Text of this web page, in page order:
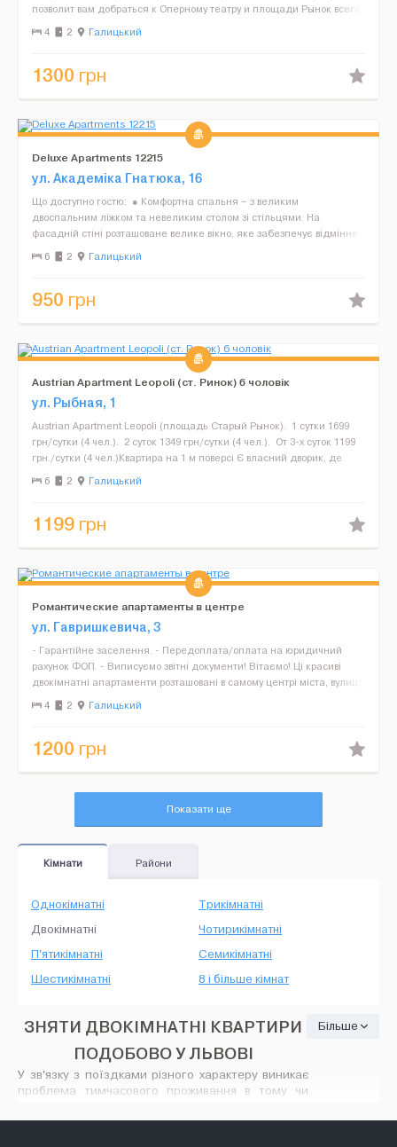
позволит вам добраться к Оперному театру и площади Рынок всего
лишь за 3-5 минут ходьбы. Рядом множество истор...
4 2 Галицький
1300 грн
Deluxe Apartments 12215
ул. Академіка Гнатюка, 16
Що доступно гостю: ● Комфортна спальня – з великим
двоспальним ліжком та невеликим столом зі стільцями. На
фасадній стіні розташоване велике вікно, яке забезпечує відмінне
освітлення кімнати вдень. ● Зручна вітал...
6 2 Галицький
950 грн
Austrian Apartment Leopoli (ст. Ринок) 6 чоловік
ул. Рыбная, 1
Austrian Apartment Leopoli (площадь Старый Рынок). 1 сутки 1699
грн/сутки (4 чел.). 2 суток 1349 грн/сутки (4 чел.). От 3-х суток 1199
грн./сутки (4 чел.)Квартира на 1 м поверсі Є власний дворик, де
зручно курити...
6 2 Галицький
1199 грн
Романтические апартаменты в центре
ул. Гавришкевича, 3
- Гарантійне заселення. - Передоплата/оплата на юридичний
рахунок ФОП. - Виписуємо звітні документи! Вітаємо! Ці красиві
двокімнатні апартаменти розташовані в самому центрі міста, вулиця
Гавришкевича, в старовинному будинку час...
4 2 Галицький
1200 грн
Показати ще
Кімнати Райони
Однокімнатні
Двокімнатні
Трикімнатні
Чотирикімнатні
П'ятикімнатні
Шестикімнатні
Семикімнатні
8 і більше кімнат
ЗНЯТИ ДВОКІМНАТНІ КВАРТИРИ
ПОДОБОВО У ЛЬВОВІ
У зв'язку з поїздками різного характеру виникає
проблема тимчасового проживання в тому чи
квартири подобово у Львові або знятиквартиру у
Більше